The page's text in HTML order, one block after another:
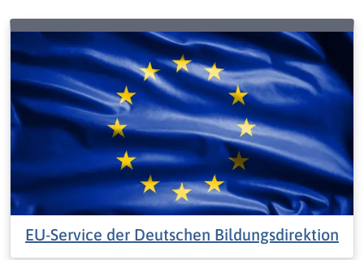
EU-Service der Deutschen Bildungsdirektion